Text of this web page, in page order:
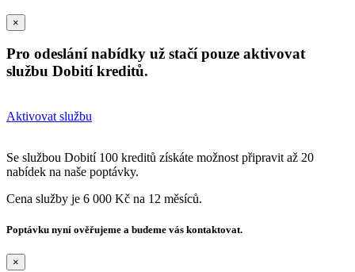
×
Pro odeslání nabídky už stačí pouze aktivovat
službu Dobití kreditů.
Aktivovat službu
Se službou Dobití 100 kreditů získáte možnost připravit až 20
nabídek na naše poptávky.
Cena služby je 6 000 Kč na 12 měsíců.
Poptávku nyní ověřujeme a budeme vás kontaktovat.
×